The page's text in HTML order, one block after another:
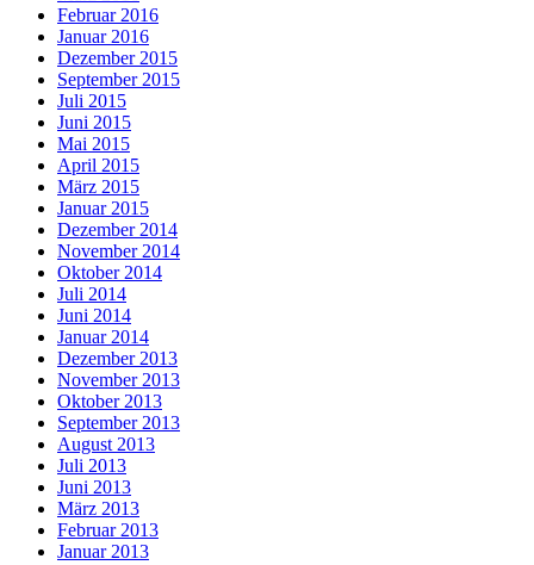
Februar 2016
Januar 2016
Dezember 2015
September 2015
Juli 2015
Juni 2015
Mai 2015
April 2015
März 2015
Januar 2015
Dezember 2014
November 2014
Oktober 2014
Juli 2014
Juni 2014
Januar 2014
Dezember 2013
November 2013
Oktober 2013
September 2013
August 2013
Juli 2013
Juni 2013
März 2013
Februar 2013
Januar 2013